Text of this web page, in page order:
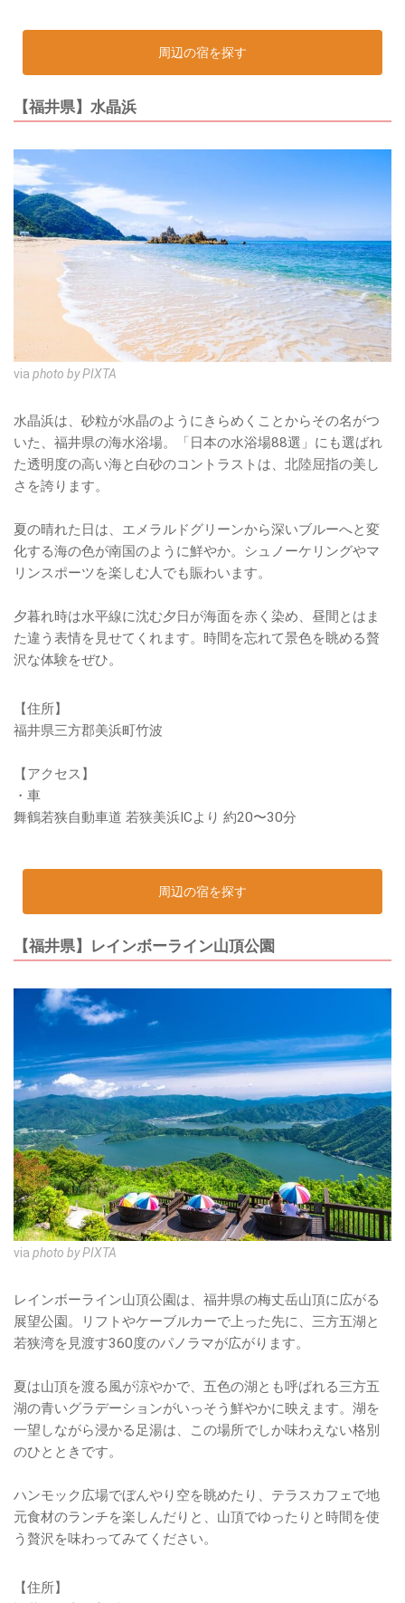
周辺の宿を探す
【福井県】水晶浜
via photo by PIXTA
水晶浜は、砂粒が水晶のようにきらめくことからその名がつ
いた、福井県の海水浴場。「日本の水浴場88選」にも選ばれ
た透明度の高い海と白砂のコントラストは、北陸屈指の美し
さを誇ります。
夏の晴れた日は、エメラルドグリーンから深いブルーへと変
化する海の色が南国のように鮮やか。シュノーケリングやマ
リンスポーツを楽しむ人でも賑わいます。
夕暮れ時は水平線に沈む夕日が海面を赤く染め、昼間とはま
た違う表情を見せてくれます。時間を忘れて景色を眺める贅
沢な体験をぜひ。
【住所】
福井県三方郡美浜町竹波
【アクセス】
・車
舞鶴若狭自動車道 若狭美浜ICより 約20〜30分
周辺の宿を探す
【福井県】レインボーライン山頂公園
via photo by PIXTA
レインボーライン山頂公園は、福井県の梅丈岳山頂に広がる
展望公園。リフトやケーブルカーで上った先に、三方五湖と
若狭湾を見渡す360度のパノラマが広がります。
夏は山頂を渡る風が涼やかで、五色の湖とも呼ばれる三方五
湖の青いグラデーションがいっそう鮮やかに映えます。湖を
一望しながら浸かる足湯は、この場所でしか味わえない格別
のひとときです。
ハンモック広場でぼんやり空を眺めたり、テラスカフェで地
元食材のランチを楽しんだりと、山頂でゆったりと時間を使
う贅沢を味わってみてください。
【住所】